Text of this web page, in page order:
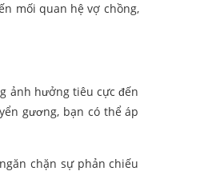
mối quan hệ vợ chồng,
ảnh hưởng tiêu cực đến
gương, bạn có thể áp
chặn sự phản chiếu